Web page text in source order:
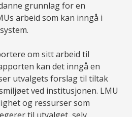
grunnlag for en
arbeid som kan inngå i
om sitt arbeid til
kan det inngå en
utvalgets forslag til tiltak
ved institusjonen. LMU
og ressurser som